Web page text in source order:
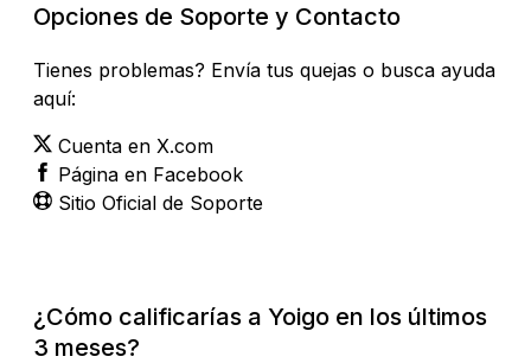
Opciones de Soporte y Contacto
Tienes problemas? Envía tus quejas o busca ayuda
aquí:
Cuenta en X.com
Página en Facebook
Sitio Oficial de Soporte
¿Cómo calificarías a Yoigo en los últimos
3 meses?